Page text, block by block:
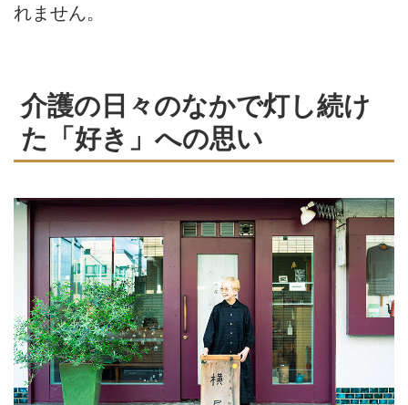
れません。
介護の日々のなかで灯し続け
た「好き」への思い